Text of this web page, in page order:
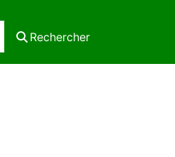
Rechercher